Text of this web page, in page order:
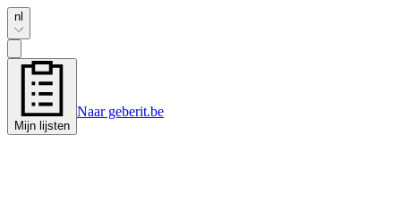
nl
Mijn lijsten
Naar geberit.be